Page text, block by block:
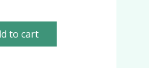
to cart